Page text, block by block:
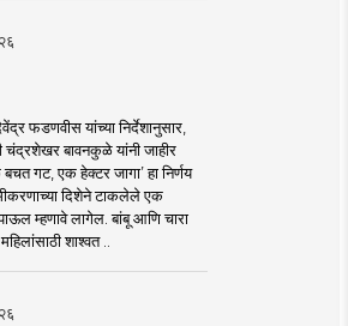
फडणवीस यांच्या निर्देशानुसार,
बावनकुळे यांनी जाहीर
गट, एक हेक्टर जागा’ हा निर्णय
दिशेने टाकलेले एक
म्हणावे लागेल. बांबू आणि चारा
शाश्वत ..